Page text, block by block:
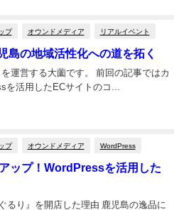
プ オウンドメディア リアルイベント
島の地域活性化への道を拓く
運営する大薗です。 前回の記事ではカ
活用したECサイトのコ...
プ オウンドメディア WordPress
ップ！WordPressを活用した
るり』を開店した理由 鹿児島の逸品に